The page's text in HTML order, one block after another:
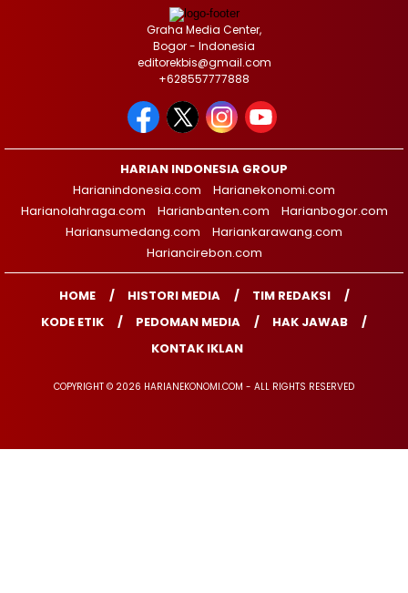
Graha Media Center,
Bogor - Indonesia
editorekbis@gmail.com
+628557777888
HARIAN INDONESIA GROUP
Harianindonesia.com
Harianekonomi.com
Harianolahraga.com
Harianbanten.com
Harianbogor.com
Hariansumedang.com
Hariankarawang.com
Hariancirebon.com
HOME HISTORI MEDIA
TIM REDAKSI
KODE ETIK
PEDOMAN MEDIA
HAK JAWAB
KONTAK IKLAN
COPYRIGHT © 2026 HARIANEKONOMI.COM - ALL RIGHTS RESERVED